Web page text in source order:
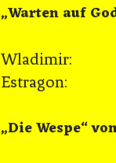
„Warten auf
Wladimir:
Estragon:
„Die Wespe“